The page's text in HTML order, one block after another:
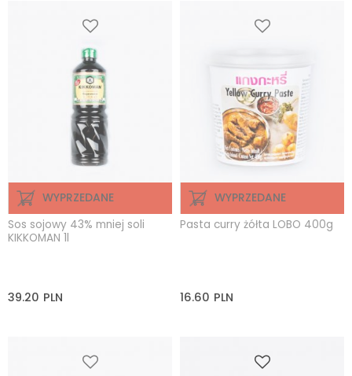
WYPRZEDANE
Sos sojowy 43% mniej soli
KIKKOMAN 1l
39.20 PLN
WYPRZEDANE
Pasta curry żółta LOBO 400g
16.60 PLN